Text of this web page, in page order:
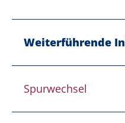
Weiterführende
Spurwechsel